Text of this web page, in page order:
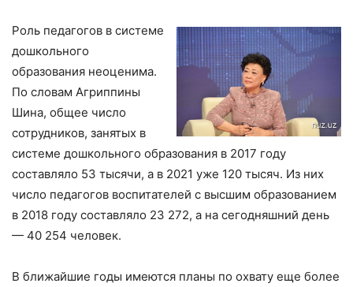
Роль педагогов в системе
дошкольного
образования неоценима.
По словам Агриппины
Шина, общее число
сотрудников, занятых в
системе дошкольного образования в 2017 году
составляло 53 тысячи, а в 2021 уже 120 тысяч. Из них
число педагогов воспитателей с высшим образованием
в 2018 году составляло 23 272, а на сегодняшний день
— 40 254 человек.
В ближайшие годы имеются планы по охвату еще более